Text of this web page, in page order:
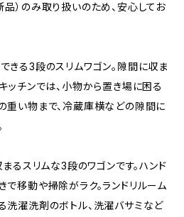
）のみ取り扱いのため、安心してお
きる3段のスリムワゴン。隙間に収ま
ッチンでは、小物から置き場に困る
重い物まで、冷蔵庫横などの隙間に
るスリムな3段のワゴンです。ハンド
移動や掃除がラク。ランドリルーム
洗濯洗剤のボトル、洗濯バサミなど